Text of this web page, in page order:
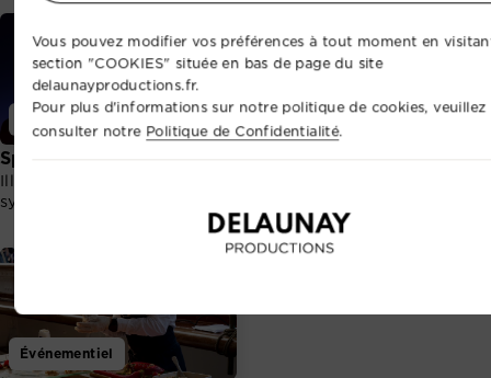
Événementiel
Spectacle de drones
Illumination nocturne
synchronisée par drones.
Événementiel
Événementiel
Vous pouvez modifier vos préférences à tout moment en
section "COOKIES" située en bas de page du site
delaunayproductions.fr.
Pour plus d'informations sur notre politique de cookies, veuillez
consulter notre Politique de Confidentialité.